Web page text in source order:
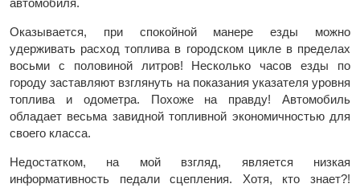
автомобиля.
Оказывается, при спокойной манере езды можно
удерживать расход топлива в городском цикле в пределах
восьми с половиной литров! Несколько часов езды по
городу заставляют взглянуть на показания указателя уровня
топлива и одометра. Похоже на правду! Автомобиль
обладает весьма завидной топливной экономичностью для
своего класса.
Недостатком, на мой взгляд, является низкая
информативность педали сцепления. Хотя, кто знает?!